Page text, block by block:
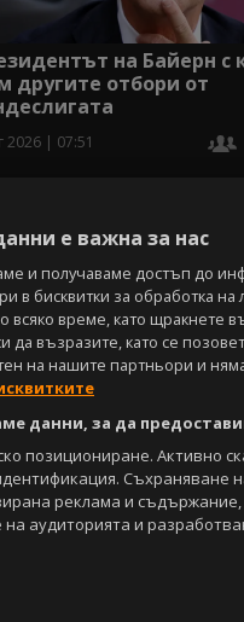
на Байерн с
другите отбори от
2026 | 07:51
е важна за нас
и получаваме достъп до
в бисквитки за обработка
всяко време, като щракнете
да възразите, като се
на нашите партньори и
данни, за да
позициониране. Активно
Съхраняване
реклама и
аудиторията и